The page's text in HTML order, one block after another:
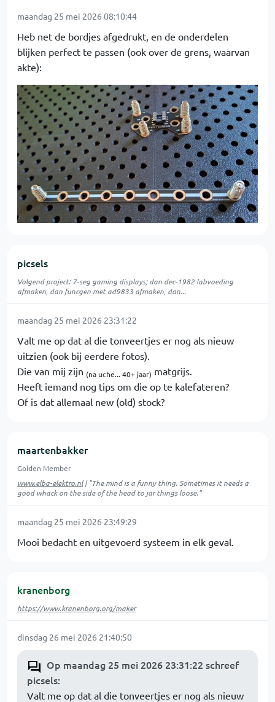
maandag 25 mei 2026 08:10:44
Heb net de bordjes afgedrukt, en de onderdelen
blijken perfect te passen (ook over de grens, waarvan
akte):
picsels
Volgend project: 7-seg gaming displays; dan dec-1982 labvoeding
afmaken, dan funcgen met ad9833 afmaken, dan...
maandag 25 mei 2026 23:31:22
Valt me op dat al die tonveertjes er nog als nieuw
uitzien (ook bij eerdere fotos).
Die van mij zijn (na uche... 40+ jaar) matgrijs.
Heeft iemand nog tips om die op te kalefateren?
Of is dat allemaal new (old) stock?
maartenbakker
Golden Member
www.elba-elektro.nl| "The mind is a funny thing. Sometimes it needs a
good whack on the side of the head to jar things loose."
maandag 25 mei 2026 23:49:29
Mooi bedacht en uitgevoerd systeem in elk geval.
kranenborg
https://www.kranenborg.org/maker
dinsdag 26 mei 2026 21:40:50
Op maandag 25 mei 2026 23:31:22 schreef
picsels:
Valt me op dat al die tonveertjes er nog als nieuw